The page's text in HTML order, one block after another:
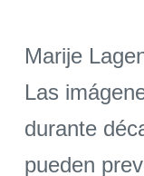
Marije
Las
durante
pueden